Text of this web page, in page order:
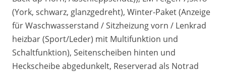
(York, schwarz, glanzgedreht), Winter-Paket (Anzeige
für Waschwasserstand / Sitzheizung vorn / Lenkrad
heizbar (Sport/Leder) mit Multifunktion und
Schaltfunktion), Seitenscheiben hinten und
Heckscheibe abgedunkelt, Reserverad als Notrad